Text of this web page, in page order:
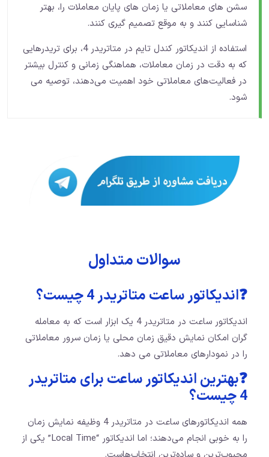
سشن های معاملاتی یا زمان های پایان معاملات را، بهتر
شناسایی کنند و به موقع تصمیم‌ گیری کنند.
استفاده از اندیکاتور کندل تایم در متاتریدر 4، برای تریدرهایی
که به دقت در زمان معاملات، هماهنگی زمانی و کنترل بیشتر
در فعالیت‌های معاملاتی خود اهمیت می‌دهند، توصیه می‌
شود.
سوالات متداول
❓اندیکاتور ساعت متاتریدر 4 چیست؟
اندیکاتور ساعت در متاتریدر 4 یک ابزار است که به معامله‌
گران امکان نمایش دقیق زمان محلی یا زمان سرور معاملاتی
را در نمودارهای معاملاتی می‌ دهد.
❓بهترین اندیکاتور ساعت برای متاتریدر
4 چیست؟
همه اندیکاتورهای ساعت در متاتریدر 4 وظیفه نمایش زمان
را به خوبی انجام می‌دهند؛ اما اندیکاتور “Local Time” یکی از